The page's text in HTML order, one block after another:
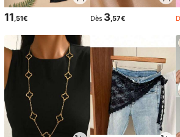
11,51€ Dès 3,57€